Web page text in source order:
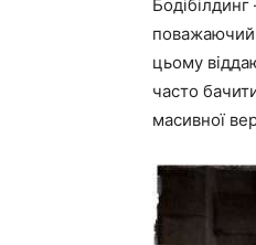
поважаючий
цьому
часто
масивної